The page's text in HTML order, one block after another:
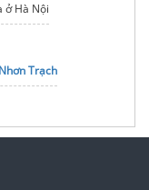
ở Hà Nội
Trạch